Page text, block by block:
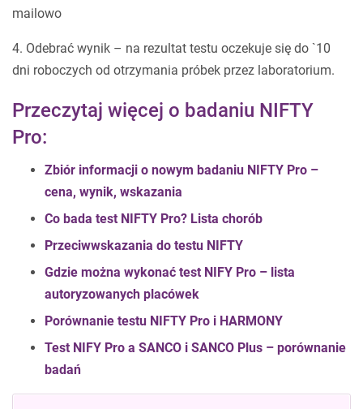
mailowo
4. Odebrać wynik – na rezultat testu oczekuje się do `10
dni roboczych od otrzymania próbek przez laboratorium.
Przeczytaj więcej o badaniu NIFTY
Pro:
Zbiór informacji o nowym badaniu NIFTY Pro –
cena, wynik, wskazania
Co bada test NIFTY Pro? Lista chorób
Przeciwwskazania do testu NIFTY
Gdzie można wykonać test NIFY Pro – lista
autoryzowanych placówek
Porównanie testu NIFTY Pro i HARMONY
Test NIFY Pro a SANCO i SANCO Plus – porównanie
badań